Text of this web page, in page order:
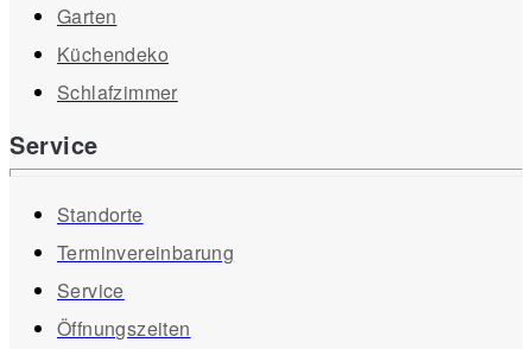
Garten
Küchendeko
Schlafzimmer
Service
Standorte
Terminvereinbarung
Service
Öffnungszeiten